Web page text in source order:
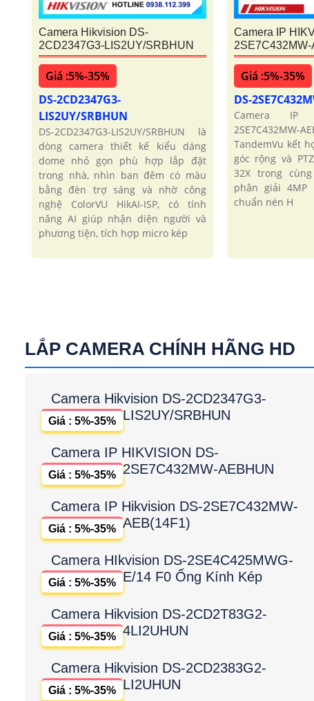
Camera Hikvision DS-
2CD2347G3-LIS2UY/SRBHUN
Giá :5%-35%
DS-2CD2347G3-
LIS2UY/SRBHUN
DS-2CD2347G3-LIS2UY/SRBHUN là
dòng camera thiết kế kiểu dáng
dome nhỏ gọn phù hợp lắp đặt
trong nhà, nhìn ban đêm có màu
bằng đèn trợ sáng và nhờ công
nghệ ColorVU HikAI-ISP, có tính
năng AI giúp nhận diện người và
phương tiện, tích hợp micro kép
Camera IP
2SE7C432MW-
Giá :5%-35%
DS-
Camera IP
TandemVu kết
góc rộng và
32X trong
phân giải 4MP
chuẩn nén H
LẮP CAMERA CHÍNH HÃNG HD
Camera Hikvision DS-2CD2347G3-
LIS2UY/SRBHUN
Giá : 5%-35%
Camera IP HIKVISION DS-
2SE7C432MW-AEBHUN
Giá : 5%-35%
Camera IP Hikvision DS-2SE7C432MW-
AEB(14F1)
Giá : 5%-35%
Camera HIkvision DS-2SE4C425MWG-
E/14 F0 Ống Kính Kép
Giá : 5%-35%
Camera Hikvision DS-2CD2T83G2-
4LI2UHUN
Giá : 5%-35%
Camera Hikvision DS-2CD2383G2-
LI2UHUN
Giá : 5%-35%